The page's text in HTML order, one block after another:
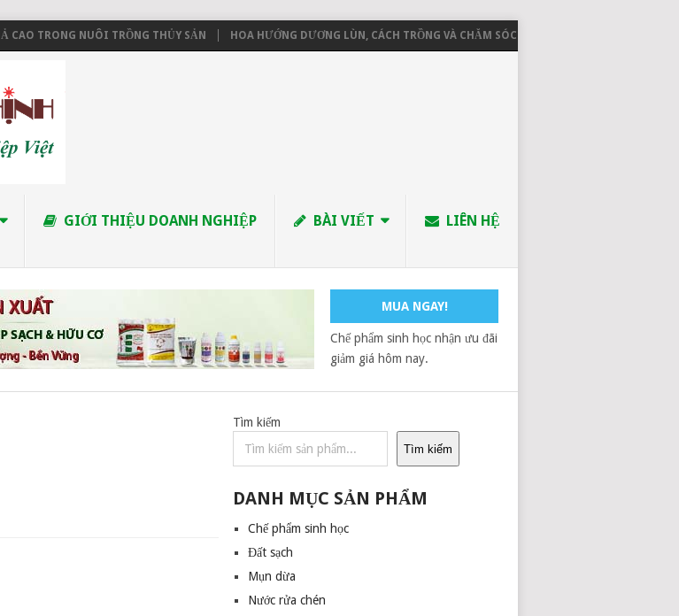
TRONG NUÔI TRỒNG THỦY SẢN HOA HƯỚNG DƯƠNG LÙN, CÁCH TRỒNG VÀ CHĂM SÓC
GIỚI THIỆU DOANH NGHIỆP BÀI VIẾT LIÊN HỆ
MUA NGAY!
Chế phẩm sinh học nhận ưu đãi
giảm giá hôm nay.
Tìm kiếm
Tìm kiếm
DANH MỤC SẢN PHẨM
Chế phẩm sinh học
Đất sạch
Mụn dừa
Nước rửa chén